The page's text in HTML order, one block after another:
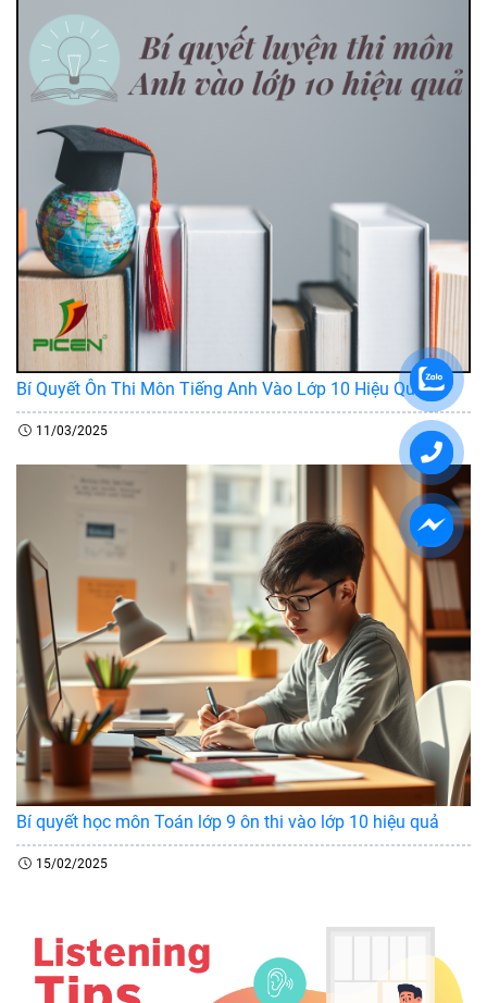
Bí Quyết Ôn Thi Môn Tiếng Anh Vào Lớp 10 Hiệu Quả
11/03/2025
Bí quyết học môn Toán lớp 9 ôn thi vào lớp 10 hiệu quả
15/02/2025